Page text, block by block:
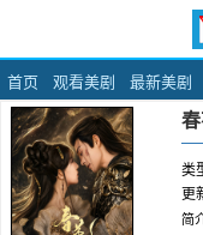
首页 观看美剧 最新美剧
类
更
简